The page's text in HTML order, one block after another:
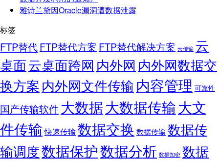
雅诗兰黛因Oracle漏洞遭数据泄露
标签
FTP替代FTP替代方案 FTP替代解决方案 云传输 云
桌面云桌面跨网 内外网 内外网数据交
换方案内外网文件传输内容管理 可靠性
国产传输软件 大数据大数据传输大文
件传输 快速传输 数据交换 数据传输数据传
输调度数据保护数据分析 数据加密 数据